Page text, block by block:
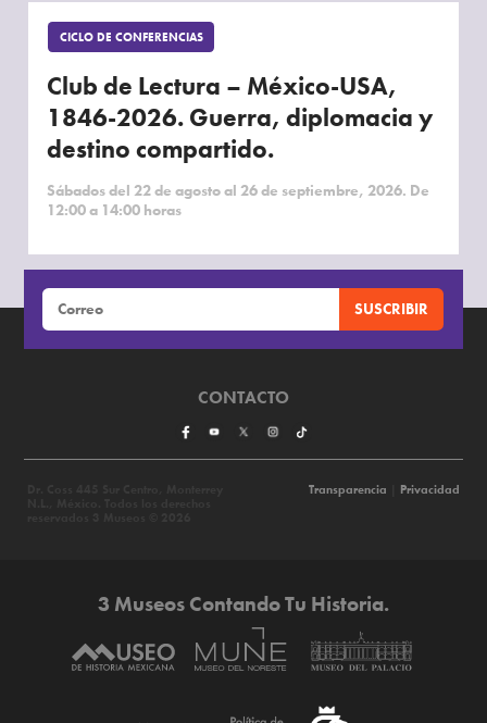
CICLO DE CONFERENCIAS
Club de Lectura – México-USA,
1846-2026. Guerra, diplomacia y
destino compartido.
Sábados del 22 de agosto al 26 de septiembre, 2026. De
12:00 a 14:00 horas
CONTACTO
Transparencia Privacidad
3 Museos Contando Tu Historia.